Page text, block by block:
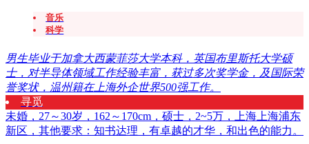
音乐
科学
男生毕业于加拿大西蒙菲莎大学本科，英国布里斯托大学硕
士，对半导体领域工作经验丰富，获过多次奖学金，及国际荣
誉奖状，温州籍在上海外企世界500强工作。
寻觅
未婚，27～30岁，162～170cm，硕士，2~5万，上海上海浦东
新区，其他要求：知书达理，有卓越的才华，和出色的能力。